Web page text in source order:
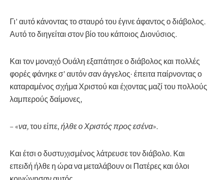
Γι’ αυτό κάνοντας το σταυρό του έγινε άφαντος ο διάβολος.
Αυτό το διηγείται στον βίο του κάποιος Διονύσιος.
Και τον μοναχό Ουάλη εξαπάτησε ο διάβολος και πολλές
φορές φάνηκε σ’ αυτόν σαν άγγελος· έπειτα παίρνοντας ο
καταραμένος σχήμα Χριστού και έχοντας μαζί του πολλούς
λαμπερούς δαίμονες,
– «να,του είπε,ήλθε ο Χριστός προς εσένα».
Και έτσι ο δυστυχισμένος λάτρευσε τον διάβολο. Και
επειδή ήλθε η ώρα να μεταλάβουν οι Πατέρες και όλοι